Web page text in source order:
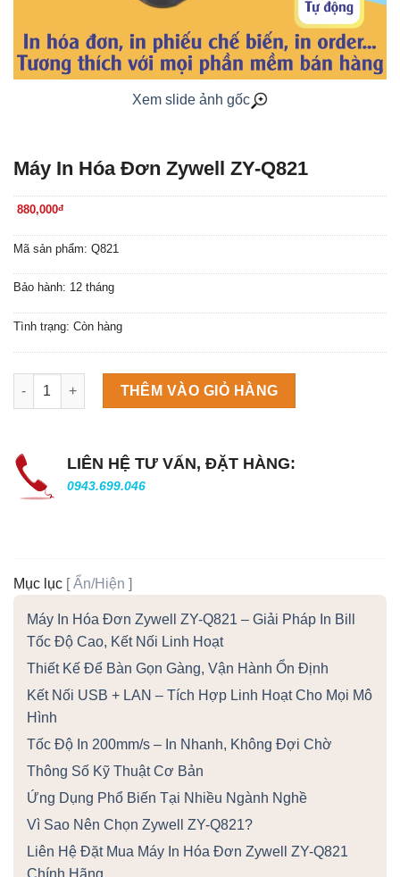
Xem slide ảnh gốc
Máy In Hóa Đơn Zywell ZY-Q821
880,000đ
Mã sản phẩm: Q821
Bảo hành: 12 tháng
Tình trạng: Còn hàng
Máy làm đá viên Scotsman NW458AS số lượng
THÊM VÀO GIỎ HÀNG
LIÊN HỆ TƯ VẤN, ĐẶT HÀNG:
0943.699.046
Mục lục [Ẩn/Hiện ]
Máy In Hóa Đơn Zywell ZY-Q821 – Giải Pháp In Bill
Tốc Độ Cao, Kết Nối Linh Hoạt
Thiết Kế Để Bàn Gọn Gàng, Vận Hành Ổn Định
Kết Nối USB + LAN – Tích Hợp Linh Hoạt Cho Mọi Mô
Hình
Tốc Độ In 200mm/s – In Nhanh, Không Đợi Chờ
Thông Số Kỹ Thuật Cơ Bản
Ứng Dụng Phổ Biến Tại Nhiều Ngành Nghề
Vì Sao Nên Chọn Zywell ZY-Q821?
Liên Hệ Đặt Mua Máy In Hóa Đơn Zywell ZY-Q821
Chính Hãng